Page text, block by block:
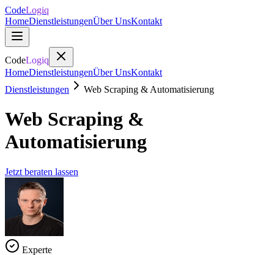
CodeLogiq
HomeDienstleistungenÜber UnsKontakt
CodeLogiq
HomeDienstleistungenÜber UnsKontakt
Dienstleistungen
Web Scraping & Automatisierung
Web Scraping &
Automatisierung
Jetzt beraten lassen
Experte